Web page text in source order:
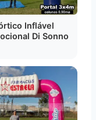
Inflável
Di Sonno